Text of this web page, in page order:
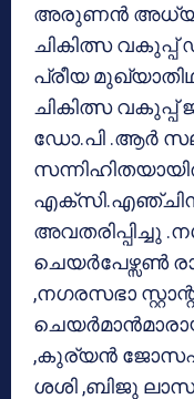
അരുണൻ
ചികിത്സ
പ്രീയ
ചികിത്സ വകുപ്പ്
ഡോ.പി .ആർ
അവതരിപ്പിച്ചു
ചെയർപേഴ്സൺ
,നഗരസഭാ
,കുര്യൻ ജോസഫ്
ശശി ,ബിജു